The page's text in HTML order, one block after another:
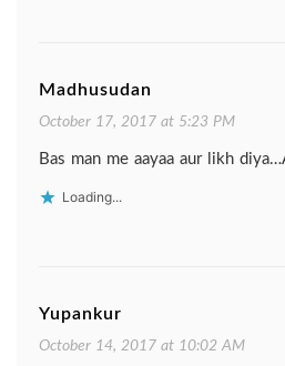
Madhusudan
October 17, 2017 at 5:23 PM
Bas man me aayaa aur likh
Loading...
Yupankur
October 14, 2017 at 10:02 AM